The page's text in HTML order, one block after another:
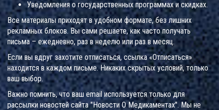
Уведомления о государственных программах и скидках.
Все материалы приходят в удобном формате, без лишних
рекламных блоков. Вы сами решаете, как часто получать
письма – ежедневно, раз в неделю или раз в месяц.
Если вы вдруг захотите отписаться, ссылка «Отписаться»
находится в каждом письме. Никаких скрытых условий, только
ваш выбор.
Важно помнить, что ваш email используется только для
рассылки новостей сайта "Новости О Медикаментах". Мы не